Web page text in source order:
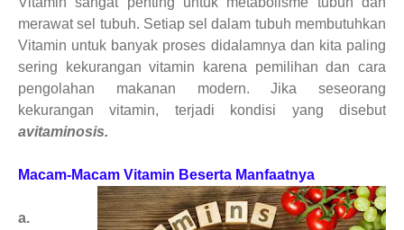
merawat sel tubuh. Setiap sel dalam tubuh membutuhkan
Vitamin untuk banyak proses didalamnya dan kita paling
sering kekurangan vitamin karena pemilihan dan cara
pengolahan makanan modern. Jika seseorang
kekurangan vitamin, terjadi kondisi yang disebut
avitaminosis.
Macam-Macam Vitamin Beserta Manfaatnya
a.